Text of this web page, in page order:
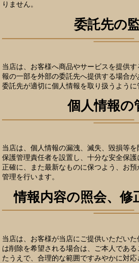
りません。
委託先の
当店は、お客様へ商品やサービスを提供
報の一部を外部の委託先へ提供する場合
委託先が適切に個人情報を取り扱うように
個人情報の
当店は、個人情報の漏洩、滅失、毀損等
保護管理責任者を設置し、十分な安全保
正確に、また最新なものに保つよう、お
管理を行います。
情報内容の照会、修
当店は、お客様が当店にご提供いただい
は削除を希望される場合は、ご本人であ
たうえで、合理的な範囲ですみやかに対応